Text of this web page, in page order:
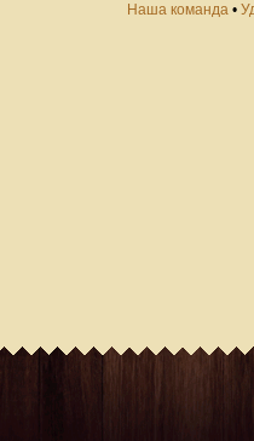
Наша команда •